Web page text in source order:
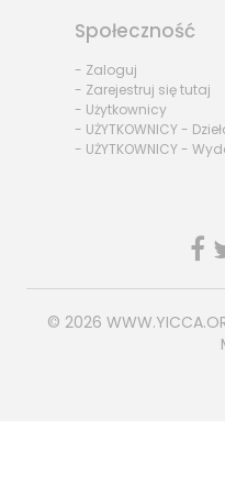
Społeczność
- Zaloguj
- Zarejestruj się tutaj
- Użytkownicy
- UŻYTKOWNICY -
- UŻYTKOWNICY -
© 2026